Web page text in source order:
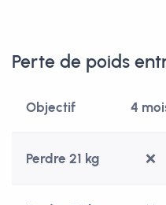
Perte de poids
Objectif 4
Perdre 21 kg ❌